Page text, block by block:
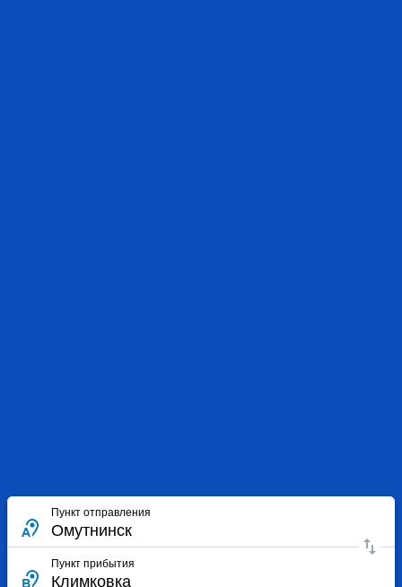
Пункт отправления
Пункт прибытия